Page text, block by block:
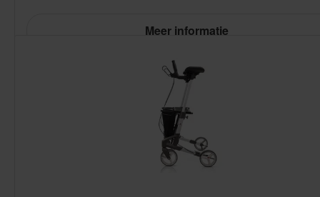
Meer informatie